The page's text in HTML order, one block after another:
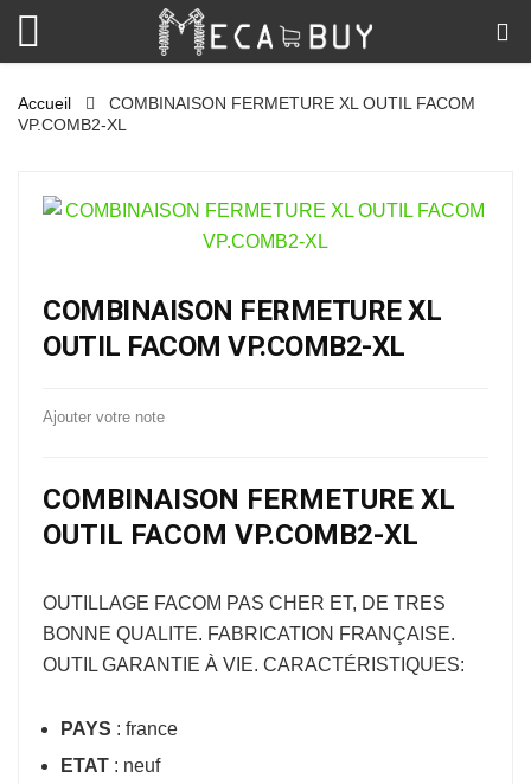
Accueil
COMBINAISON FERMETURE XL OUTIL FACOM
VP.COMB2-XL
COMBINAISON FERMETURE XL
OUTIL FACOM VP.COMB2-XL
Ajouter votre note
COMBINAISON FERMETURE XL
OUTIL FACOM VP.COMB2-XL
OUTILLAGE FACOM PAS CHER ET, DE TRES
BONNE QUALITE. FABRICATION FRANÇAISE.
OUTIL GARANTIE À VIE. CARACTÉRISTIQUES:
PAYS : france
ETAT : neuf